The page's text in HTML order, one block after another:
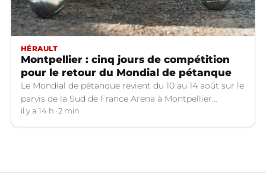
HÉRAULT
Montpellier : cinq jours de compétition
pour le retour du Mondial de pétanque
Le Mondial de pétanque revient du 10 au 14 août sur le
parvis de la Sud de France Arena à Montpellier
(Hérault).
il y a 14 h 2 min